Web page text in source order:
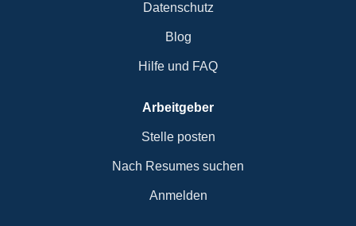
Datenschutz
Blog
Hilfe und FAQ
Arbeitgeber
Stelle posten
Nach Resumes suchen
Anmelden